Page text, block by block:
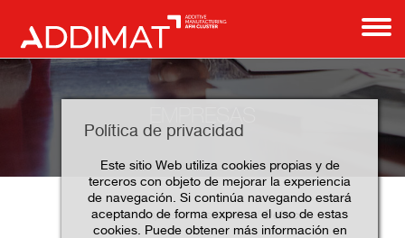
Política de privacidad
Este sitio Web utiliza cookies propias y de
terceros con objeto de mejorar la experiencia
de navegación. Si continúa navegando estará
aceptando de forma expresa el uso de estas
cookies. Puede obtener más información en
Home Empresas Asociados Delteco